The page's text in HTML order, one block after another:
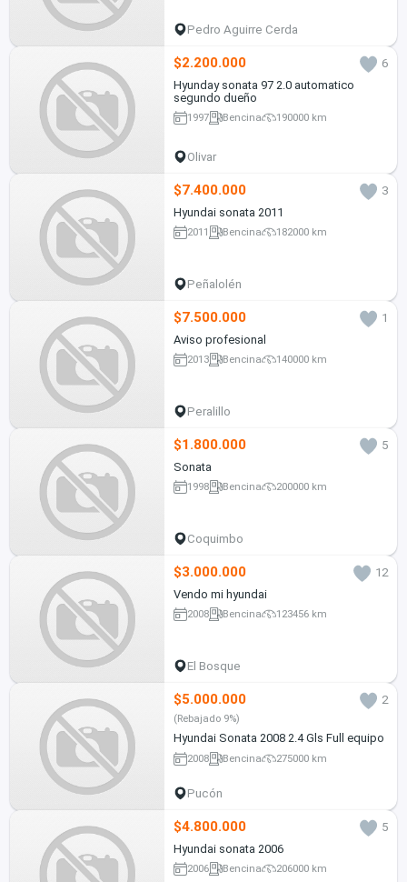
Pedro Aguirre Cerda
$2.200.000
6
Hyunday sonata 97 2.0 automatico
segundo dueño
1997 Bencina 190000 km
Olivar
$7.400.000
3
Hyundai sonata 2011
2011 Bencina 182000 km
Peñalolén
$7.500.000
1
Aviso profesional
2013 Bencina 140000 km
Peralillo
$1.800.000
5
Sonata
1998 Bencina 200000 km
Coquimbo
$3.000.000
12
Vendo mi hyundai
2008 Bencina 123456 km
El Bosque
$5.000.000 2
(Rebajado 9%)
Hyundai Sonata 2008 2.4 Gls Full equipo
2008 Bencina 275000 km
Pucón
$4.800.000
5
Hyundai sonata 2006
2006 Bencina 206000 km